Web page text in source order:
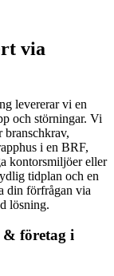
via
levererar vi en
och störningar. Vi
branschkrav,
i en BRF,
kontorsmiljöer eller
tidplan och en
din förfrågan via
lösning.
& företag i